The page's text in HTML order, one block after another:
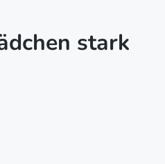
stark